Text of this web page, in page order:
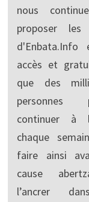
nous
proposer les
d'Enbata.Info
accès et
que des
personnes
continuer à
chaque
faire ainsi
cause
l’ancrer